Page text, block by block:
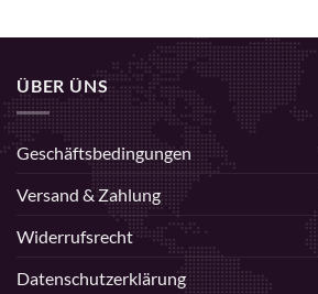
ÜBER ÜNS
Geschäftsbedingungen
Versand & Zahlung
Widerrufsrecht
Datenschutzerklärung